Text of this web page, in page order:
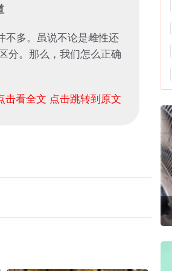
不多。虽说不论是雌性还
分。那么，我们怎么正确
击看全文 点击跳转到原文